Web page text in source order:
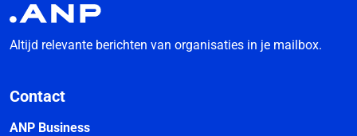
Altijd relevante berichten van organisaties in je mailbox.
Contact
ANP Business